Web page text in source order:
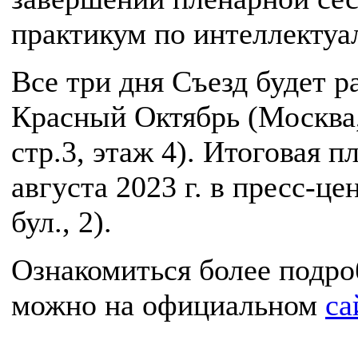
практикум по
Все три дня Съезд будет
Красный Октябрь
стр.3, этаж 4). Итоговая
августа 2023 г. в пресс-
бул., 2).
Ознакомиться более
можно на официальном